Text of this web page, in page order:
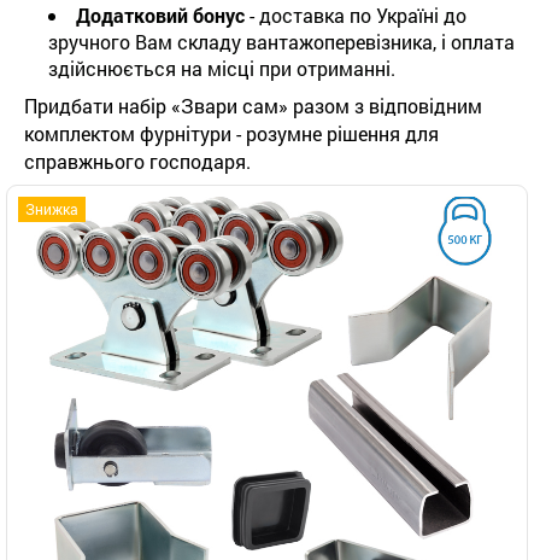
Додатковий бонус- доставка по Україні до
зручного Вам складу вантажоперевізника, і оплата
здійснюється на місці при отриманні.
Придбати набір «Звари сам» разом з відповідним
комплектом фурнітури - розумне рішення для
справжнього господаря.
Знижка